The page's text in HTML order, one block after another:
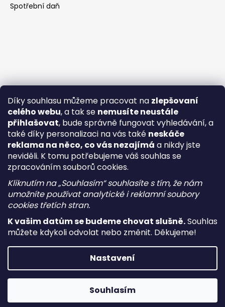
Díky souhlasu můžeme pracovat na zlepšovaní
celého webu, a tak se nemusíte neustále
přihlašovat, bude správně fungovat vyhledávání, a
také díky personalizaci na vás také neskáče
reklama na něco, co vás nezajímá a nikdy jste
neviděli. K tomu potřebujeme váš souhlas se
zpracováním souborů cookies.
Kliknutím na „Souhlasím“ souhlasíte s tím, že nám
umožníte používat analytické i reklamní soubory
cookies třetích stran.
K vašim datům se budeme chovat slušně.Souhlas
můžete kdykoli odvolat nebo změnit. Děkujeme!
Nastavení
Souhlasím
Spotřební daň
Vytvořil Shoptet
Copyright 2026i-vape. Všechna práva vyhrazena.Upravit
nastavení cookies